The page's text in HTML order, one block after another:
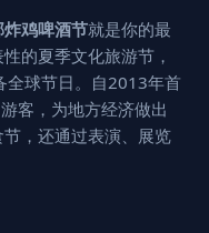
炸鸡啤酒节就是你的最
的夏季文化旅游节，
全球节日。自2013年首
客，为地方经济做出
，还通过表演、展览